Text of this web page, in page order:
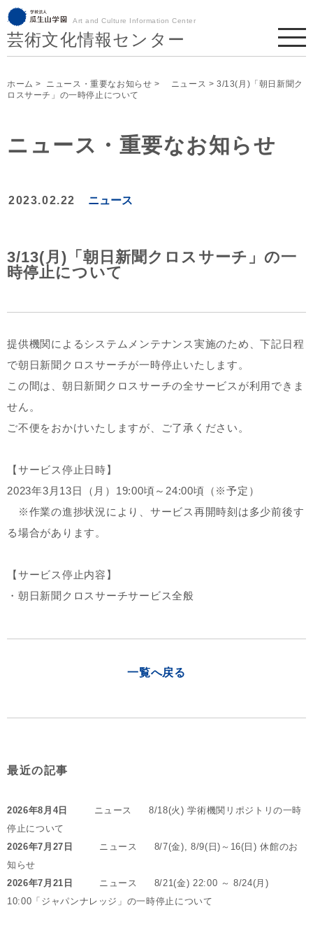
芸術文化情報センター
Art and Culture Information Center
ホーム > ニュース・重要なお知らせ > ニュース > 3/13(月)「朝日新聞ク
ロスサーチ」の一時停止について
ニュース・重要なお知らせ
2023.02.22 ニュース
3/13(月)「朝日新聞クロスサーチ」の一
時停止について
提供機関によるシステムメンテナンス実施のため、下記日程
で朝日新聞クロスサーチが一時停止いたします。
この間は、朝日新聞クロスサーチの全サービスが利用できま
せん。
ご不便をおかけいたしますが、ご了承ください。
【サービス停止日時】
2023年3月13日（月）19:00頃～24:00頃（※予定）
※作業の進捗状況により、サービス再開時刻は多少前後す
る場合があります。
【サービス停止内容】
・朝日新聞クロスサーチサービス全般
一覧へ戻る
最近の記事
2026年8月4日 ニュース
8/18(火) 学術機関リポジトリの一時
停止について
2026年7月27日
ニュース
8/7(金), 8/9(日)～16(日) 休館のお
知らせ
2026年7月21日
ニュース
8/21(金) 22:00 ～ 8/24(月)
10:00「ジャパンナレッジ」の一時停止について